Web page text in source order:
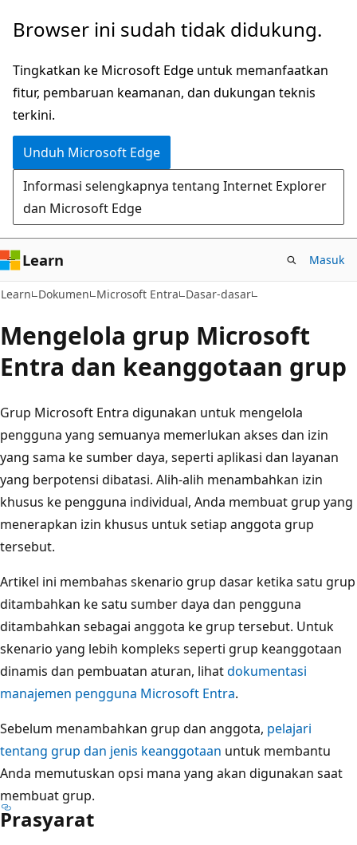
Lompati
konten
utama
Browser ini sudah tidak didukung.
Tingkatkan ke Microsoft Edge untuk memanfaatkan
fitur, pembaruan keamanan, dan dukungan teknis
terkini.
Unduh Microsoft Edge
Informasi selengkapnya tentang Internet Explorer
dan Microsoft Edge
Learn Masuk
Learn Dokumen Microsoft Entra Dasar-dasar
Mengelola grup Microsoft
Entra dan keanggotaan grup
Grup Microsoft Entra digunakan untuk mengelola
pengguna yang semuanya memerlukan akses dan izin
yang sama ke sumber daya, seperti aplikasi dan layanan
yang berpotensi dibatasi. Alih-alih menambahkan izin
khusus ke pengguna individual, Anda membuat grup yang
menerapkan izin khusus untuk setiap anggota grup
tersebut.
Artikel ini membahas skenario grup dasar ketika satu grup
ditambahkan ke satu sumber daya dan pengguna
ditambahkan sebagai anggota ke grup tersebut. Untuk
skenario yang lebih kompleks seperti grup keanggotaan
dinamis dan pembuatan aturan, lihatdokumentasi
manajemen pengguna Microsoft Entra.
Sebelum menambahkan grup dan anggota, pelajari
tentang grup dan jenis keanggotaan untuk membantu
Anda memutuskan opsi mana yang akan digunakan saat
membuat grup.
Prasyarat